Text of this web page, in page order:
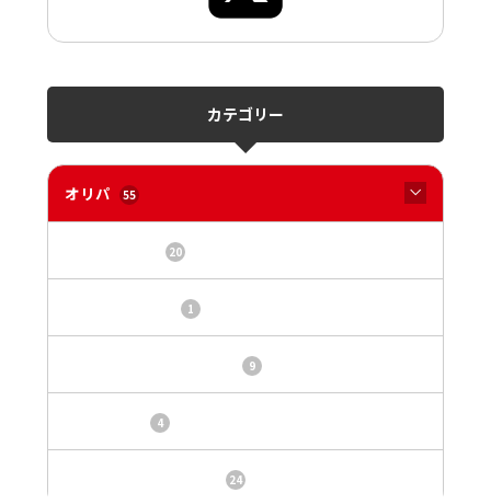
カテゴリー
オリパ 55
20
1
9
4
24